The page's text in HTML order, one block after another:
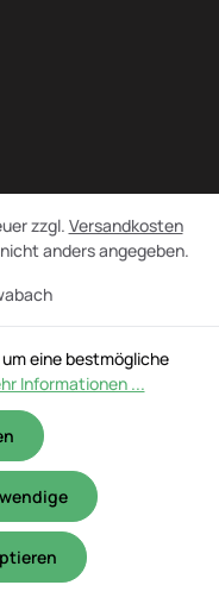
zzgl. Versandkosten
anders angegeben.
eine bestmögliche
Informationen ...